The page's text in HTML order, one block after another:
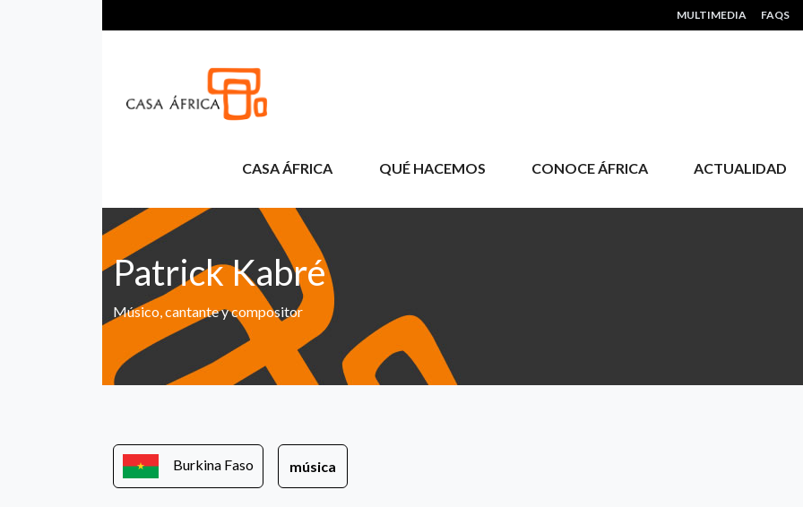
HEADER MENU
MULTIMEDIA FAQS
CASA ÁFRICA QUÉ HACEMOS CONOCE ÁFRICA ACTUALIDAD
Patrick Kabré
Músico, cantante y compositor
Burkina Faso música